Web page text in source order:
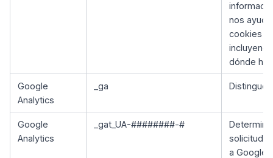
nos
cookies
dónde
Google
Analytics
_ga Distingue
Google
Analytics
_gat_UA-########-#
a Google